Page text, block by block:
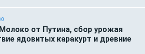
Молоко от Путина, сбор урожая
ядовитых каракурт и древние